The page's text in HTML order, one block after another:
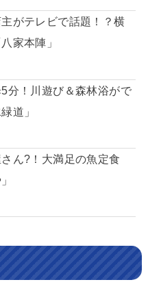
主がテレビで話題！？横
家本陣」
分！川遊び＆森林浴がで
道」
ん?！大満足の魚定食